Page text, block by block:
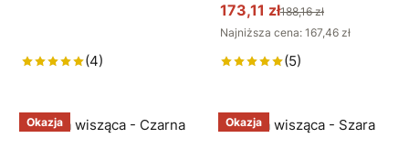
(4)
173,11 zł188,16 zł
Najniższa cena: 167,46 zł
(5)
Okazja Okazja